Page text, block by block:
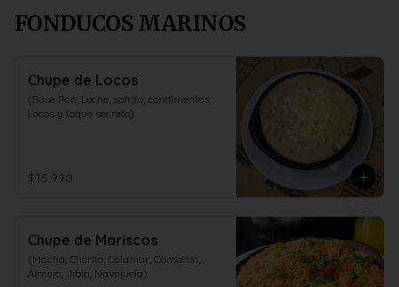
FONDUCOS MARINOS
Chupe de Locos
(Base Pan, Leche, sofrito, condimentos,
Locos y toque secreto)
$15.990
Chupe de Mariscos
(Macha, Chorito, Calamar, Camaron,
Almeja, Jibia, Navajuela)